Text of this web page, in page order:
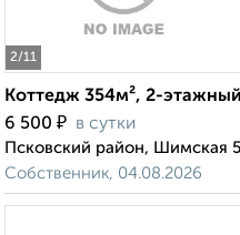
2/11
Коттедж 354м², 2-
6 500 ₽ в сутки
Псковский район, Шимская
Собственник, 04.08.2026